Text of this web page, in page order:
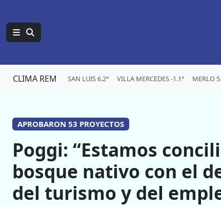
CLIMA REM SAN LUIS 6.2° VILLA MERCEDES -1.1° MERLO
APROBARON 53 PROYECTOS
Poggi: “Estamos
bosque nativo con el
del turismo y del